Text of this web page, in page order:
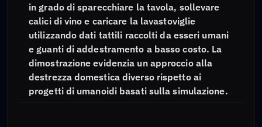
in grado di sparecchiare la tavola, sollevare
calici di vino e caricare la lavastoviglie
utilizzando dati tattili raccolti da esseri umani
e guanti di addestramento a basso costo. La
dimostrazione evidenzia un approccio alla
destrezza domestica diverso rispetto ai
progetti di umanoidi basati sulla simulazione.